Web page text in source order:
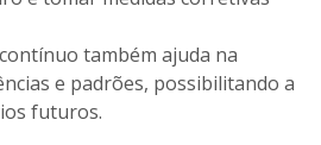
também ajuda na
e padrões, possibilitando a
futuros.